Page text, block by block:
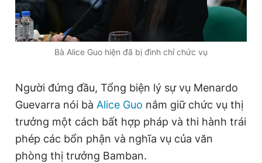
Bà Alice Guo hiện đã bị đình chỉ chức vụ
Người đứng đầu, Tổng biện lý sự vụ Menardo
Guevarra nói bà Alice Guo nắm giữ chức vụ thị
trưởng một cách bất hợp pháp và thi hành trái
phép các bổn phận và nghĩa vụ của văn
phòng thị trưởng Bamban.